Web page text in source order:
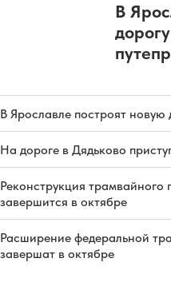
В
В Ярославле построят новую
На дороге в Дядьково
Реконструкция трамвайного
завершится в октябре
Расширение федеральной
завершат в октябре